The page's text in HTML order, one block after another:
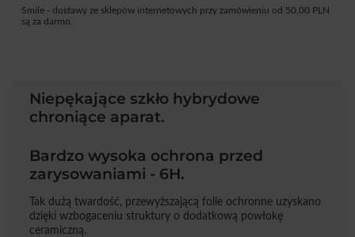
Smile - dostawy ze sklepów internetowych przy zamówieniu od 50,00 PLN
są za darmo.
Niepękające szkło hybrydowe
chroniące aparat.
Bardzo wysoka ochrona przed
zarysowaniami - 6H.
Tak dużą twardość, przewyższającą folie ochronne uzyskano
dzięki wzbogaceniu struktury o dodatkową powłokę
ceramiczną.